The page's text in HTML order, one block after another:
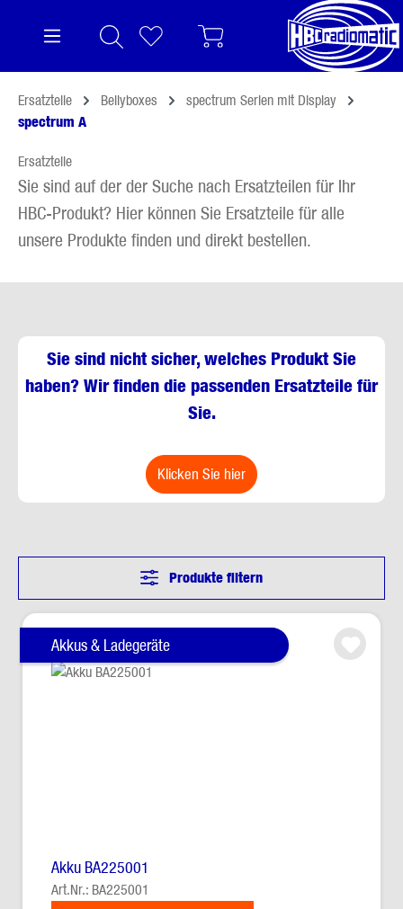
Ersatzteile Bellyboxes
spectrum Serien mit Display
spectrum A
Ersatzteile
Sie sind auf der der Suche nach Ersatzteilen für Ihr
HBC-Produkt? Hier können Sie Ersatzteile für alle
unsere Produkte finden und direkt bestellen.
Sie sind nicht sicher, welches Produkt Sie
haben? Wir finden die passenden Ersatzteile für
Sie.
klicken Sie hier
Produkte filtern
Akkus & Ladegeräte
Akku BA225001
Art.Nr.: BA225001